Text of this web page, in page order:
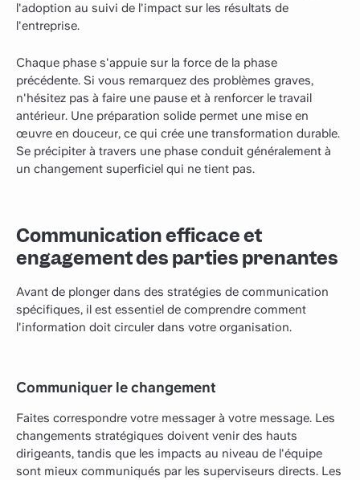
l'adoption au suivi de l'impact sur les résultats de
l'entreprise.
Chaque phase s'appuie sur la force de la phase
précédente. Si vous remarquez des problèmes graves,
n'hésitez pas à faire une pause et à renforcer le travail
antérieur. Une préparation solide permet une mise en
œuvre en douceur, ce qui crée une transformation durable.
Se précipiter à travers une phase conduit généralement à
un changement superficiel qui ne tient pas.
Communication efficace et
engagement des parties prenantes
Avant de plonger dans des stratégies de communication
spécifiques, il est essentiel de comprendre comment
l'information doit circuler dans votre organisation.
Communiquer le changement
Faites correspondre votre messager à votre message. Les
changements stratégiques doivent venir des hauts
dirigeants, tandis que les impacts au niveau de l'équipe
sont mieux communiqués par les superviseurs directs. Les